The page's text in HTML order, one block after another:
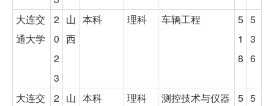
大连交
通大学
2
0
2
3
山
西
本科 理科 车辆工程
5
1
8
5
3
6
大连交
2 山 本科 理科 测控技术与仪器
5 5